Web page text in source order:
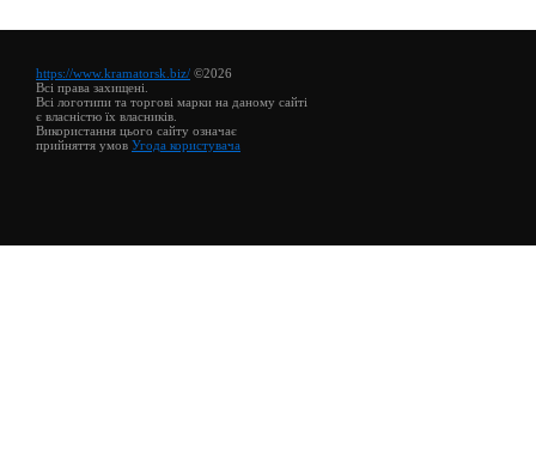
https://www.kramatorsk.biz/ ©2026
Всі права захищені.
Всі логотипи та торгові марки на даному сайті
є власністю їх власників.
Використання цього сайту означає
прийняття умов Угода користувача